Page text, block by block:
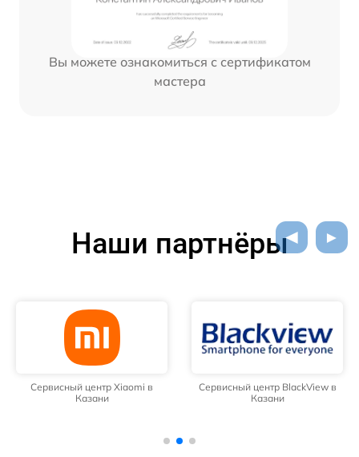
Вы можете ознакомиться с сертификатом
мастера
Наши партнёры
Сервисный центр Xiaomi в
Казани
Сервисный центр BlackView в
Казани